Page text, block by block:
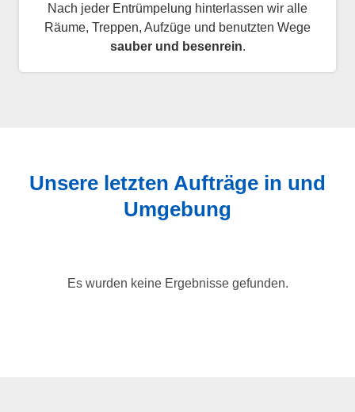
Nach jeder Entrümpelung hinterlassen wir alle
Räume, Treppen, Aufzüge und benutzten Wege
sauber und besenrein.
Unsere letzten Aufträge in und
Umgebung
Es wurden keine Ergebnisse gefunden.